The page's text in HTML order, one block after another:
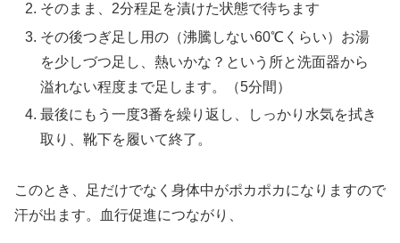
そのまま、2分程足を漬けた状態で待ちます
その後つぎ足し用の（沸騰しない60℃くらい）お湯
を少しづつ足し、熱いかな？という所と洗面器から
溢れない程度まで足します。（5分間）
最後にもう一度3番を繰り返し、しっかり水気を拭き
取り、靴下を履いて終了。
このとき、足だけでなく身体中がポカポカになりますので
汗が出ます。血行促進につながり、